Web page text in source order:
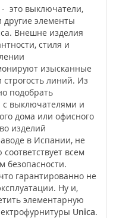
- это выключатели,
другие элементы
Внешне изделия
стиля и
изысканные
линий. Из
подобрать
с выключателями и
дома или офисного
изделий
в Испании, не
всем
безопасности.
гарантированно не
Ну и,
элементарную
Unica.